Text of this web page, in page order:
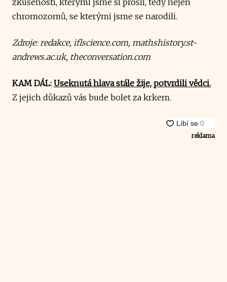
chromozomů, se kterými jsme se narodili.
Zdroje: redakce, iflscience.com, mathshistory.st-
andrews.ac.uk, theconversation.com
KAM DÁL: Useknutá hlava stále žije, potvrdili vědci.
Z jejich důkazů vás bude bolet za krkem.
reklama